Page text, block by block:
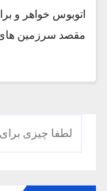
اتوبوس خواهر و
مقصد سرزمین های
جستجو